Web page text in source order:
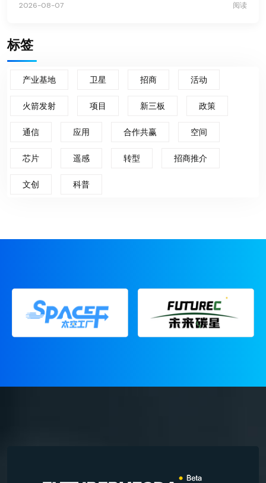
2026-08-07 阅读
标签
产业基地 卫星 招商 活动
火箭发射 项目 新三板 政策
通信 应用 合作共赢 空间
芯片 遥感 转型 招商推介
文创 科普